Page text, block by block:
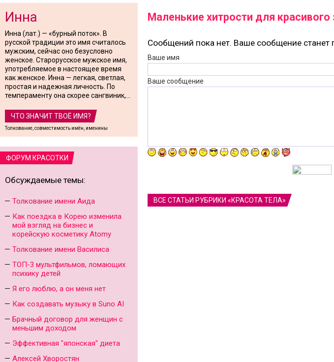
Инна
Инна (лат.) — «бурный поток». В
русской традиции это имя считалось
мужским, сейчас оно безусловно
женское. Старорусское мужское имя,
употребляемое в настоящее время
как женское. Инна — легкая, светлая,
простая и надежная личность. По
темпераменту она скорее сангвиник,...
ЧТО ЗНАЧИТ ТВОЁ ИМЯ?
Толкование, совместимость имён, именины
ФОРУМ КРАСОТКИ
Обсуждаемые темы:
Толкование имени Аида
Как поездка в Корею изменила
мой взгляд на бизнес и
корейскую косметику Atomy
Толкование имени Василиса
ТОП-3 мультфильмов, ломающих
психику детей
Я его люблю, а он меня нет
Как создавать музыку в Suno AI
Брачный договор для женщин с
меньшим доходом
Эффективная "японская" диета
Алексей Хворостян
Маленькие хитрости для
Сообщений пока нет. Ваше сообщение станет
Ваше имя
Ваше сообщение
ВСЕ СТАТЬИ РУБРИКИ «КРАСОТА ТЕЛА»